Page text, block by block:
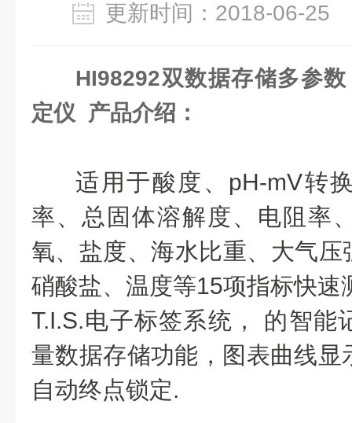
更新时间：2018-06-
HI98292双数据存储多参
定仪 产品介绍：
适用于酸度、pH-mV转
率、总固体溶解度、电阻率
氧、盐度、海水比重、大气
硝酸盐、温度等15项指标快速
T.I.S.电子标签系统， 的智能
量数据存储功能，图表曲线显
自动终点锁定.